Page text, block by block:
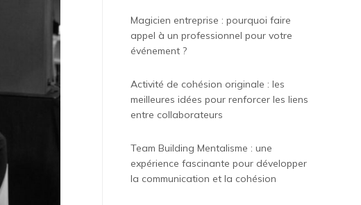
Magicien entreprise : pourquoi faire
appel à un professionnel pour votre
événement ?
Activité de cohésion originale : les
meilleures idées pour renforcer les liens
entre collaborateurs
Team Building Mentalisme : une
expérience fascinante pour développer
la communication et la cohésion